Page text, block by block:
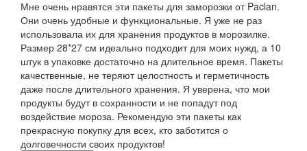
Мне очень нравятся эти пакеты для заморозки от Paclan.
Они очень удобные и функциональные. Я уже не раз
использовала их для хранения продуктов в морозилке.
Размер 28*27 см идеально подходит для моих нужд, а 10
штук в упаковке достаточно на длительное время. Пакеты
качественные, не теряют целостность и герметичность
даже после длительного хранения. Я уверена, что мои
продукты будут в сохранности и не попадут под
воздействие мороза. Рекомендую эти пакеты как
прекрасную покупку для всех, кто заботится о
долговечности своих продуктов!